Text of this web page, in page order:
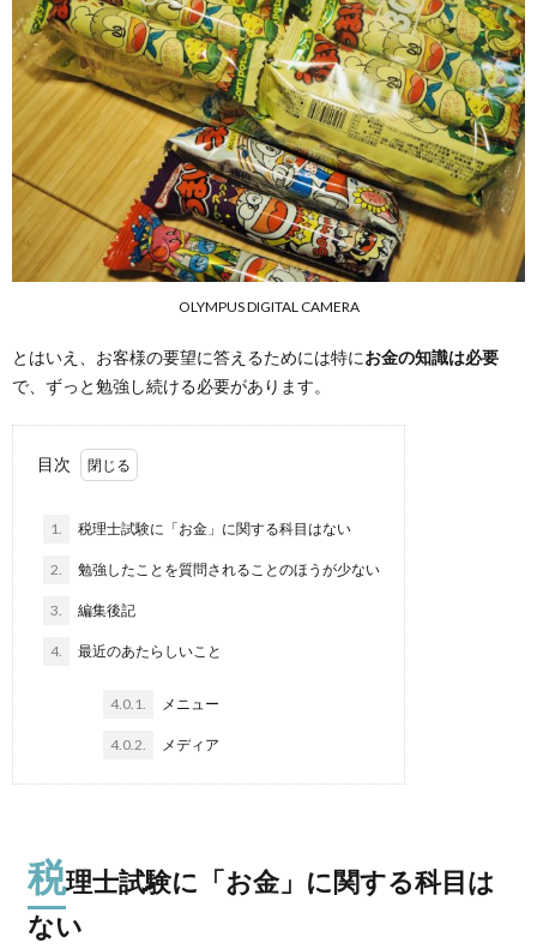
OLYMPUS DIGITAL CAMERA
とはいえ、お客様の要望に答えるためには特にお金の知識は必要
で、ずっと勉強し続ける必要があります。
目次
1. 税理士試験に「お金」に関する科目はない
2. 勉強したことを質問されることのほうが少ない
3. 編集後記
4. 最近のあたらしいこと
4.0.1. メニュー
4.0.2. メディア
税理士試験に「お金」に関する科目は
ない